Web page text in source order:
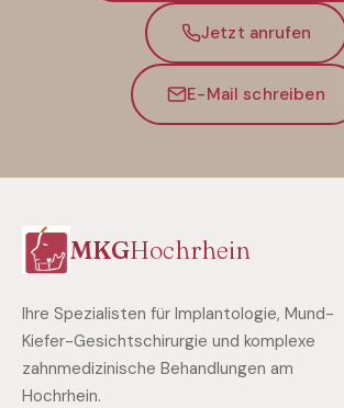
Jetzt anrufen
E-Mail schreiben
MKGHochrhein
Ihre Spezialisten für Implantologie, Mund-
Kiefer-Gesichtschirurgie und komplexe
zahnmedizinische Behandlungen am
Hochrhein.